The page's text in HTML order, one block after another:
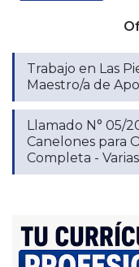
Trabajo en Las
Maestro/a de
Llamado N° 05/
Canelones para
Completa -